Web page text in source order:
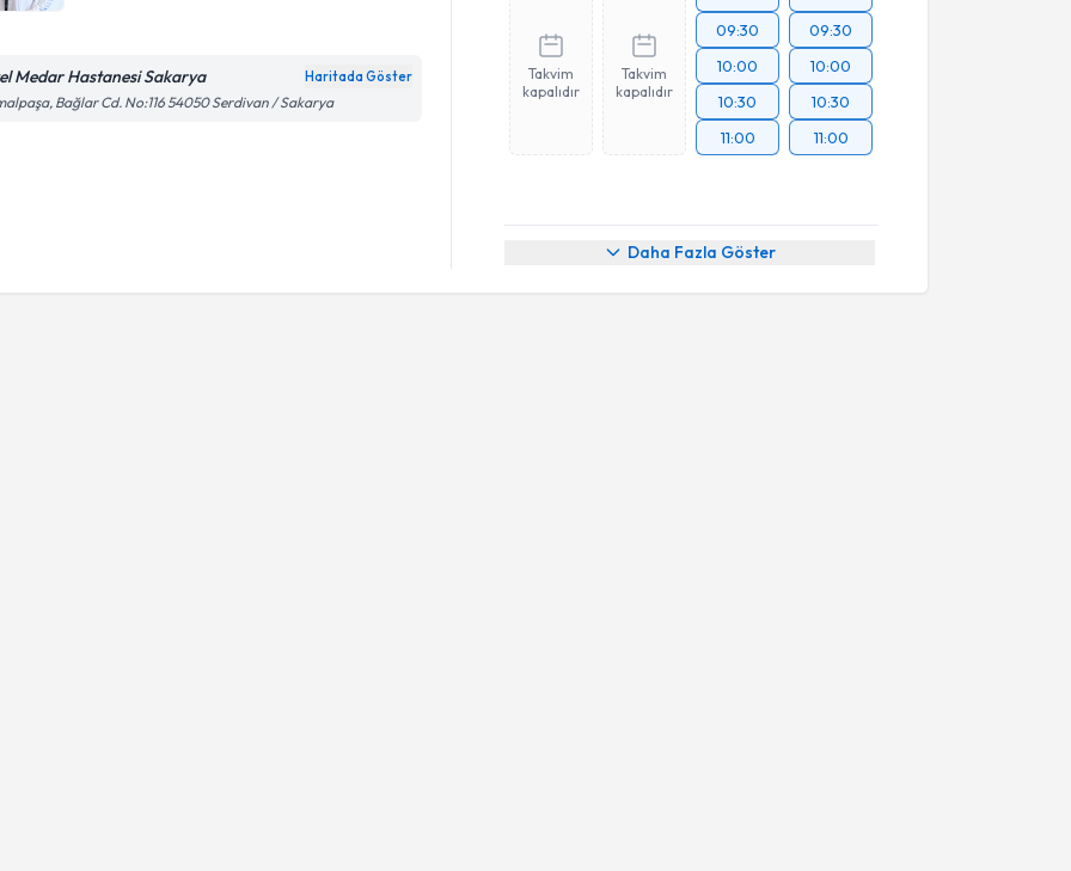
Medar Hastanesi Sakarya Haritada Göster
Bağlar Cd. No:116 54050 Serdivan / Sakarya
Takvim
kapalıdır
Takvim
kapalıdır
09:30
10:00
10:30
11:00
09:30
10:00
10:30
11:00
Daha Fazla Göster